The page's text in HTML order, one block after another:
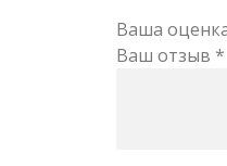
Ваша
Ваш отзыв *